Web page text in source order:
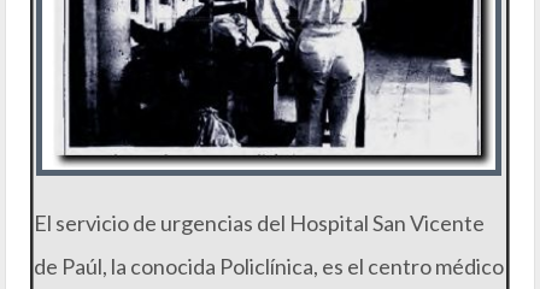
El servicio de urgencias del Hospital San Vicente
de Paúl, la conocida Policlínica, es el centro médico